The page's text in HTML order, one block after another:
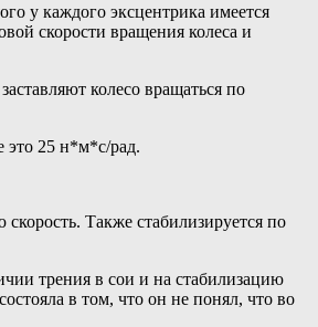
у каждого эксцентрика имеется
скорости вращения колеса и
колесо вращаться по
это 25 н*м*с/рад.
Также стабилизируется по
трения в сои и на стабилизацию
в том, что он не понял, что во